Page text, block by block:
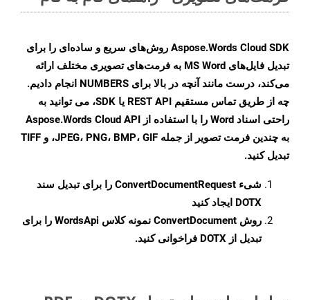
Aspose.Words Cloud SDK روش‌های سریع و ساده‌ای را برای
تبدیل فایل‌های MS Word به فرمت‌های تصویری مختلف ارائه
می‌کند، درست مانند آنچه در بالا برای NUMBERS انجام دادیم.
چه از طریق تماس مستقیم REST API یا SDK، می توانید به
راحتی اسناد Word را با استفاده از Aspose.Words Cloud API
به چندین فرمت تصویر از جمله JPEG، PNG، BMP، GIF، و TIFF
تبدیل کنید.
شیء ConvertDocumentRequest را برای تبدیل سند
DOTX ایجاد کنید
روش ConvertDocument
نمونه کلاس WordsApi را برای
تبدیل از DOTX فراخوانی کنید.